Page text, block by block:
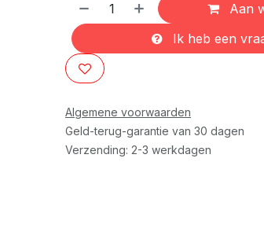
Aan
Ik heb een
Algemene voorwaarden
Geld-terug-garantie van 30 dagen
Verzending: 2-3 werkdagen